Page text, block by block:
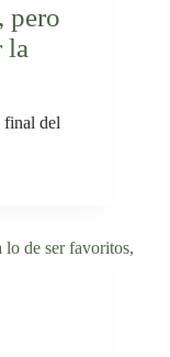
pero
la
final del